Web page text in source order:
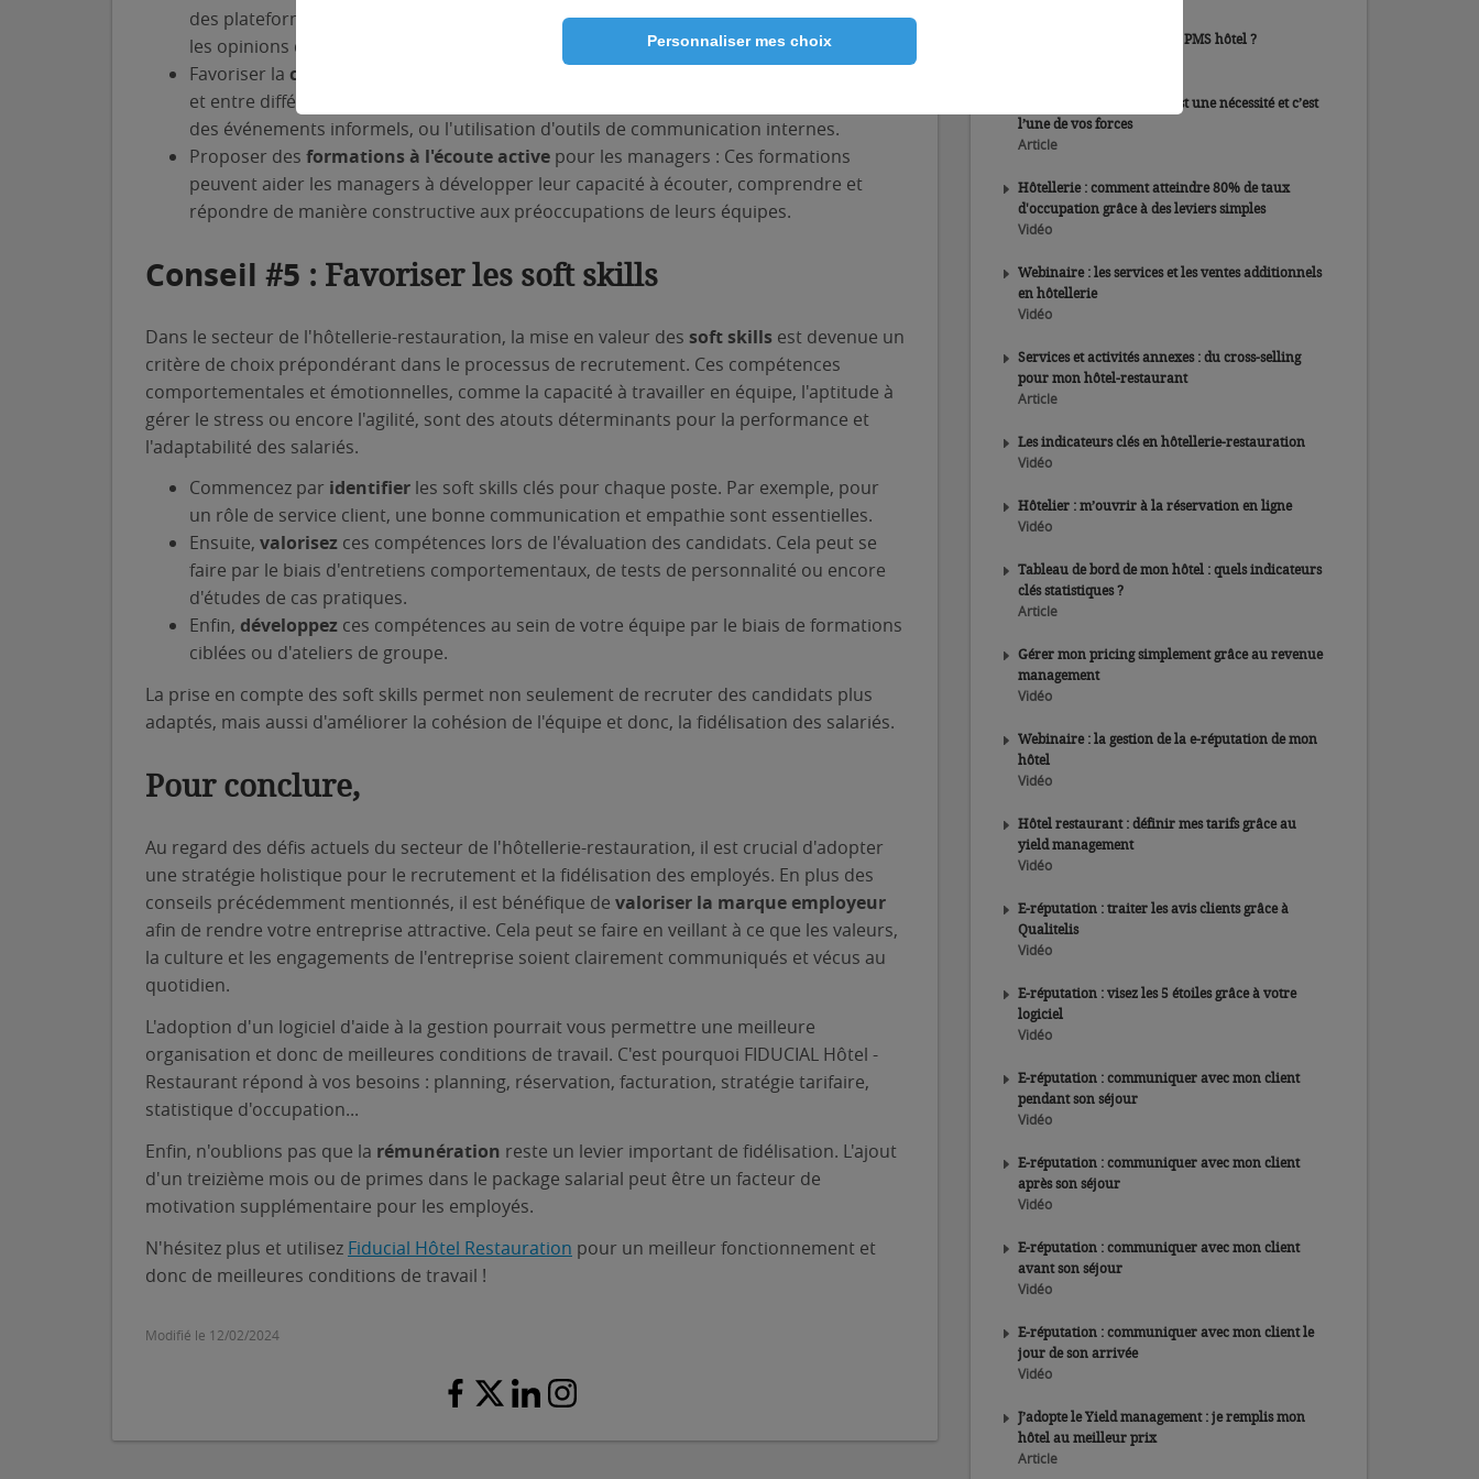
des plateformes de feedback en ligne peuvent être des moyens efficaces de recueillir
les opinions de vos salariés de manière anonyme et régulière.
Favoriser la communication horizontale
: Encouragez les échanges entre collègues
et entre différents niveaux hiérarchiques. Cela peut passer par des réunions d'équipe,
des événements informels, ou l'utilisation d'outils de communication internes.
Proposer des formations à l'écoute active pour les managers : Ces formations
peuvent aider les managers à développer leur capacité à écouter, comprendre et
répondre de manière constructive aux préoccupations de leurs équipes.
Conseil #5 : Favoriser les soft skills
Dans le secteur de l'hôtellerie-restauration, la mise en valeur des soft skills est devenue un
critère de choix prépondérant dans le processus de recrutement. Ces compétences
comportementales et émotionnelles, comme la capacité à travailler en équipe, l'aptitude à
gérer le stress ou encore l'agilité, sont des atouts déterminants pour la performance et
l'adaptabilité des salariés.
Commencez par identifier les soft skills clés pour chaque poste. Par exemple, pour
un rôle de service client, une bonne communication et empathie sont essentielles.
Ensuite, valorisez ces compétences lors de l'évaluation des candidats. Cela peut se
faire par le biais d'entretiens comportementaux, de tests de personnalité ou encore
d'études de cas pratiques.
Enfin, développez ces compétences au sein de votre équipe par le biais de formations
ciblées ou d'ateliers de groupe.
La prise en compte des soft skills permet non seulement de recruter des candidats plus
adaptés, mais aussi d'améliorer la cohésion de l'équipe et donc, la fidélisation des salariés.
Pour conclure,
Au regard des défis actuels du secteur de l'hôtellerie-restauration, il est crucial d'adopter
une stratégie holistique pour le recrutement et la fidélisation des employés. En plus des
conseils précédemment mentionnés, il est bénéfique de valoriser la marque employeur
afin de rendre votre entreprise attractive. Cela peut se faire en veillant à ce que les valeurs,
la culture et les engagements de l'entreprise soient clairement communiqués et vécus au
quotidien.
L'adoption d'un logiciel d'aide à la gestion pourrait vous permettre une meilleure
organisation et donc de meilleures conditions de travail. C'est pourquoi FIDUCIAL Hôtel -
Restaurant répond à vos besoins : planning, réservation, facturation, stratégie tarifaire,
statistique d'occupation...
Enfin, n'oublions pas que la rémunération reste un levier important de fidélisation. L'ajout
d'un treizième mois ou de primes dans le package salarial peut être un facteur de
motivation supplémentaire pour les employés.
N'hésitez plus et utilisez Fiducial Hôtel Restauration pour un meilleur fonctionnement et
donc de meilleures conditions de travail !
Modifié le 12/02/2024
Comment bien choisir son PMS hôtel ?
Penser le monde d’après est une nécessité et c’est
l’une de vos forces
Article
Hôtellerie : comment atteindre 80% de taux
d'occupation grâce à des leviers simples
Vidéo
Webinaire : les services et les ventes additionnels
en hôtellerie
Vidéo
Services et activités annexes : du cross-selling
pour mon hôtel-restaurant
Article
Les indicateurs clés en hôtellerie-restauration
Vidéo
Hôtelier : m’ouvrir à la réservation en ligne
Vidéo
Tableau de bord de mon hôtel : quels indicateurs
clés statistiques ?
Article
Gérer mon pricing simplement grâce au revenue
management
Vidéo
Webinaire : la gestion de la e-réputation de mon
hôtel
Vidéo
Hôtel restaurant : définir mes tarifs grâce au
yield management
Vidéo
E-réputation : traiter les avis clients grâce à
Qualitelis
Vidéo
E-réputation : visez les 5 étoiles grâce à votre
logiciel
Vidéo
E-réputation : communiquer avec mon client
pendant son séjour
Vidéo
E-réputation : communiquer avec mon client
après son séjour
Vidéo
E-réputation : communiquer avec mon client
avant son séjour
Vidéo
E-réputation : communiquer avec mon client le
jour de son arrivée
Vidéo
J’adopte le Yield management : je remplis mon
hôtel au meilleur prix
Article
Personnaliser mes choix